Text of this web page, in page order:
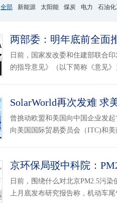
全部 新能源 太阳能 煤炭 电力 石油
两部委：明年底前全面
日前，国家发改委和住建部联合
的指导意见》（以下简称《意见
SolarWorld再次发难 求
曾挑动欧盟和美国向中国企业发
向美国国际贸易委员会（ITC)和
京环保局驳中科院：
日前，围绕什么对北京PM2.5污
上月底发布研究报告称，机动车